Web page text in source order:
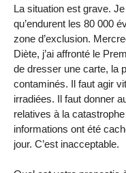
La situation est grave.
qu’endurent les 80 000
zone d’exclusion.
Diète, j’ai affronté le
de dresser une carte, la
contaminés. Il faut agir
irradiées. Il faut donner
relatives à la
informations ont été
jour. C’est inacceptable.